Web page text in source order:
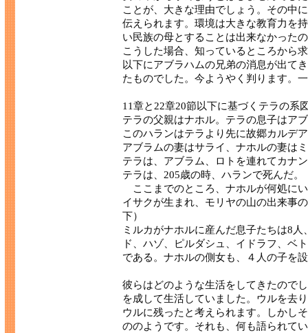
ことが、大きな理由でしょう。その中
伝えられます。環境は大きな教育力を
い民族の母とすることは出来なかった
こうした場合、知っているところから
以下にアブラハムの兄弟の消息が出て
たものでした。今ようやく判ります。
11章と22章20節以下に基づくテラの
テラの父親はナホル。テラの息子はア
このハランはテラより先に故郷カルデ
アブラムの妻はサライ、ナホルの妻は
テラは、アブラム、ロトを連れてカナ
テラは、205歳の時、ハランで死んだ。
ここまでのところ、ナホルが何処に
イサクが生まれ、モリヤの山の出来事
下）
ミルカがナホルに産んだ息子たちは8
ド、ハゾ、ピルダシュ、イドラフ、ベ
である。ナホルの側女も、４人の子を
彼らはどのような生活をしてきたので
を成して生活していました。ウルを去
ウルに残ったと考えられます。しかし
ののようです。それも、何も語られて